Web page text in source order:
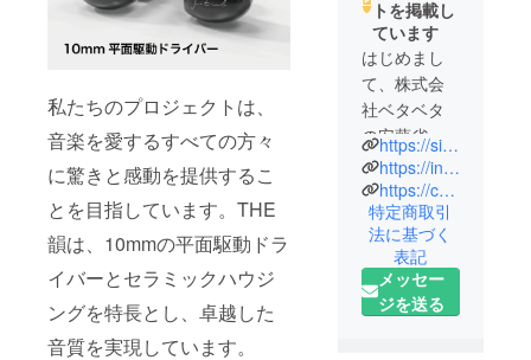
私たちのプロジェクトは、
音楽を愛するすべての方々
に驚きと感動を提供するこ
とを目指しています。THE
韻は、10mmの平面駆動ドラ
イバーとセラミックハウジ
ングを特長とし、卓越した
音質を実現しています。
トを掲載し
ています
はじめまし
て、株式会
社ベタベタ
の安藤省吾
（アン
ディ）で
す！
2020年にク
ラウドファ
ンディング
https://sites.google.com/betabeta.jp/top
https://initiala.theshop.jp
https://community.camp-fire.jp/dashboard/600867
特定商取引
法に基づく
表記
メッセー
ジを送る